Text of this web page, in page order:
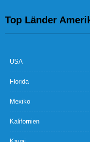
Top Länder
USA
Florida
Mexiko
Kalifornien